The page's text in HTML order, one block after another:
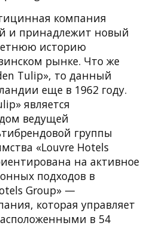
компания
и принадлежит новый
историю
рынке. Что же
Tulip», то данный
еще в 1962 году.
является
ведущей
группы
«Louvre Hotels
на активное
подходов в
Group» —
которая управляет
в 54